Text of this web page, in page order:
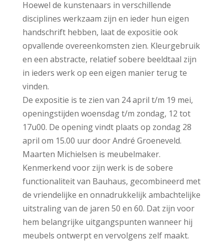
Hoewel de kunstenaars in verschillende
disciplines werkzaam zijn en ieder hun eigen
handschrift hebben, laat de expositie ook
opvallende overeenkomsten zien. Kleurgebruik
en een abstracte, relatief sobere beeldtaal zijn
in ieders werk op een eigen manier terug te
vinden.
De expositie is te zien van 24 april t/m 19 mei,
openingstijden woensdag t/m zondag, 12 tot
17u00. De opening vindt plaats op zondag 28
april om 15.00 uur door André Groeneveld.
Maarten Michielsen is meubelmaker.
Kenmerkend voor zijn werk is de sobere
functionaliteit van Bauhaus, gecombineerd met
de vriendelijke en onnadrukkelijk ambachtelijke
uitstraling van de jaren 50 en 60. Dat zijn voor
hem belangrijke uitgangspunten wanneer hij
meubels ontwerpt en vervolgens zelf maakt.